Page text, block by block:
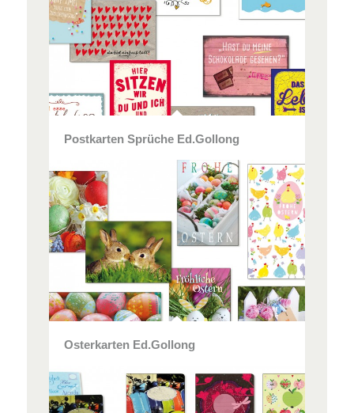
Postkarten Sprüche Ed.Gollong
Osterkarten Ed.Gollong